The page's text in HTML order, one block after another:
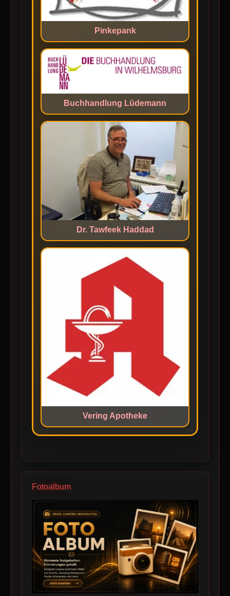
Pinkepank
Buchhandlung Lüdemann
Dr. Tawfeek Haddad
Vering Apotheke
Fotoalbum